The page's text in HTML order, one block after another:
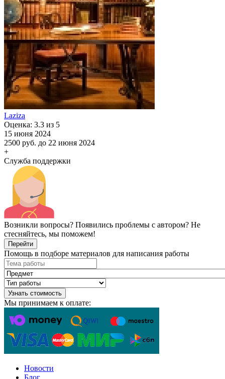
Laziza
Оценка: 3.3 из 5
15 июня 2024
2500 руб. до 22 июня 2024
+
Служба поддержки
Возникли вопросы? Появились проблемы с автором? Не
стесняйтесь, мы поможем!
Перейти
Помощь в подборе материалов для написания работы
Узнать стоимость
Мы принимаем к оплате:
Новости
Блог